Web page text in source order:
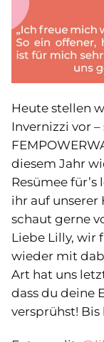
Heute stellen
Invernizzi vor
diesem Jahr
Resümee
ihr auf unserer
schaut gerne
Liebe Lilly, wir
wieder mit
Art hat uns
dass du deine
versprühst! Bis